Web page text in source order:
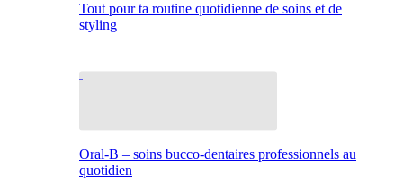
Tout pour ta routine quotidienne de soins et de
styling
Oral-B – soins bucco-dentaires professionnels au
quotidien